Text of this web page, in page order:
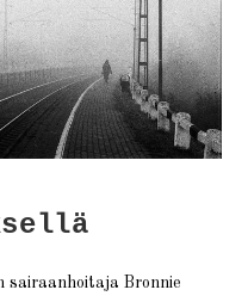
sairaanhoitaja Bronnie